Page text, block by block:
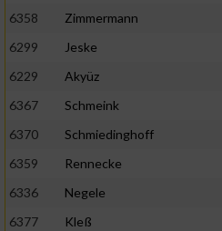
6358
Zimmermann
6299
Jeske
6229
Akyüz
6367
Schmeink
6370
Schmiedinghoff
6359
Rennecke
6336
Negele
6377
Kleß